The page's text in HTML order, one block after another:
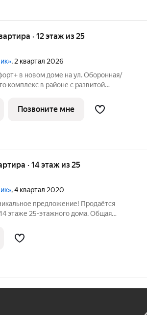
· 12 этаж из 25
, 2 квартал 2026
в новом доме на ул. Оборонная/
с предчистовой отделкой: Ровные
Позвоните мне
· 14 этаж из 25
, 4 квартал 2020
предложение! Продаётся
этаже 25-этажного дома. Общая
кто ценит пространство и